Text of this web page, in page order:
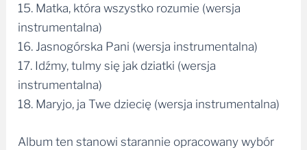
15. Matka, która wszystko rozumie (wersja
instrumentalna)
16. Jasnogórska Pani (wersja instrumentalna)
17. Idźmy, tulmy się jak dziatki (wersja
instrumentalna)
18. Maryjo, ja Twe dziecię (wersja instrumentalna)
Album ten stanowi starannie opracowany wybór